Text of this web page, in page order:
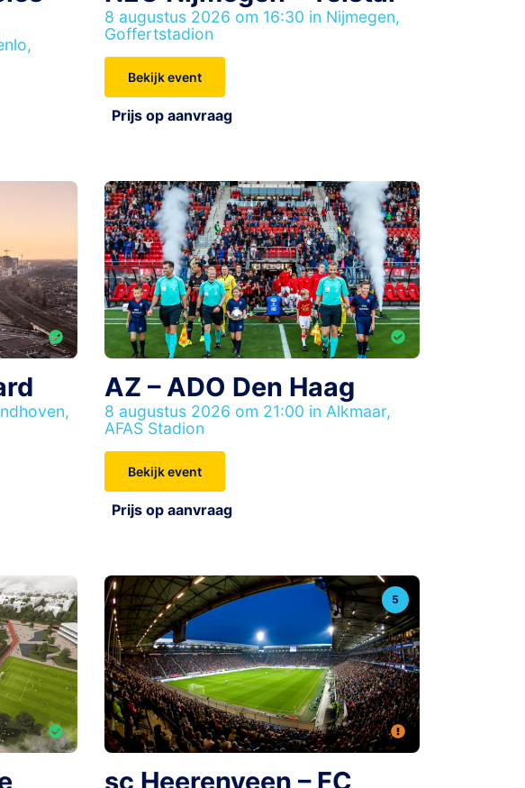
8 augustus 2026 om 16:30 in Nijmegen,
Goffertstadion
Bekijk event
Prijs op aanvraag
AZ – ADO Den Haag
8 augustus 2026 om 21:00 in Alkmaar,
AFAS Stadion
Bekijk event
Prijs op aanvraag
sc Heerenveen – FC
5